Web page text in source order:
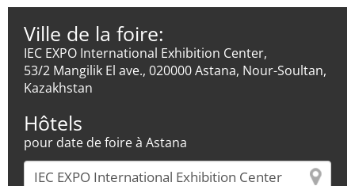
Ville de la foire:
IEC EXPO International Exhibition Center,
53/2 Mangilik El ave., 020000 Astana, Nour-Soultan,
Kazakhstan
Hôtels
pour date de foire à Astana